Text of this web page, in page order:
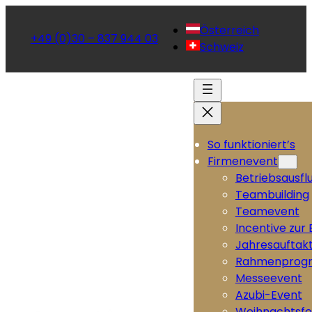
+49 (0)30 – 837 944 03
Österreich
Schweiz
So funktioniert’s
Firmenevent
Teambuilding
Teamevent
Incentive zur
Messeevent
Azubi-Event